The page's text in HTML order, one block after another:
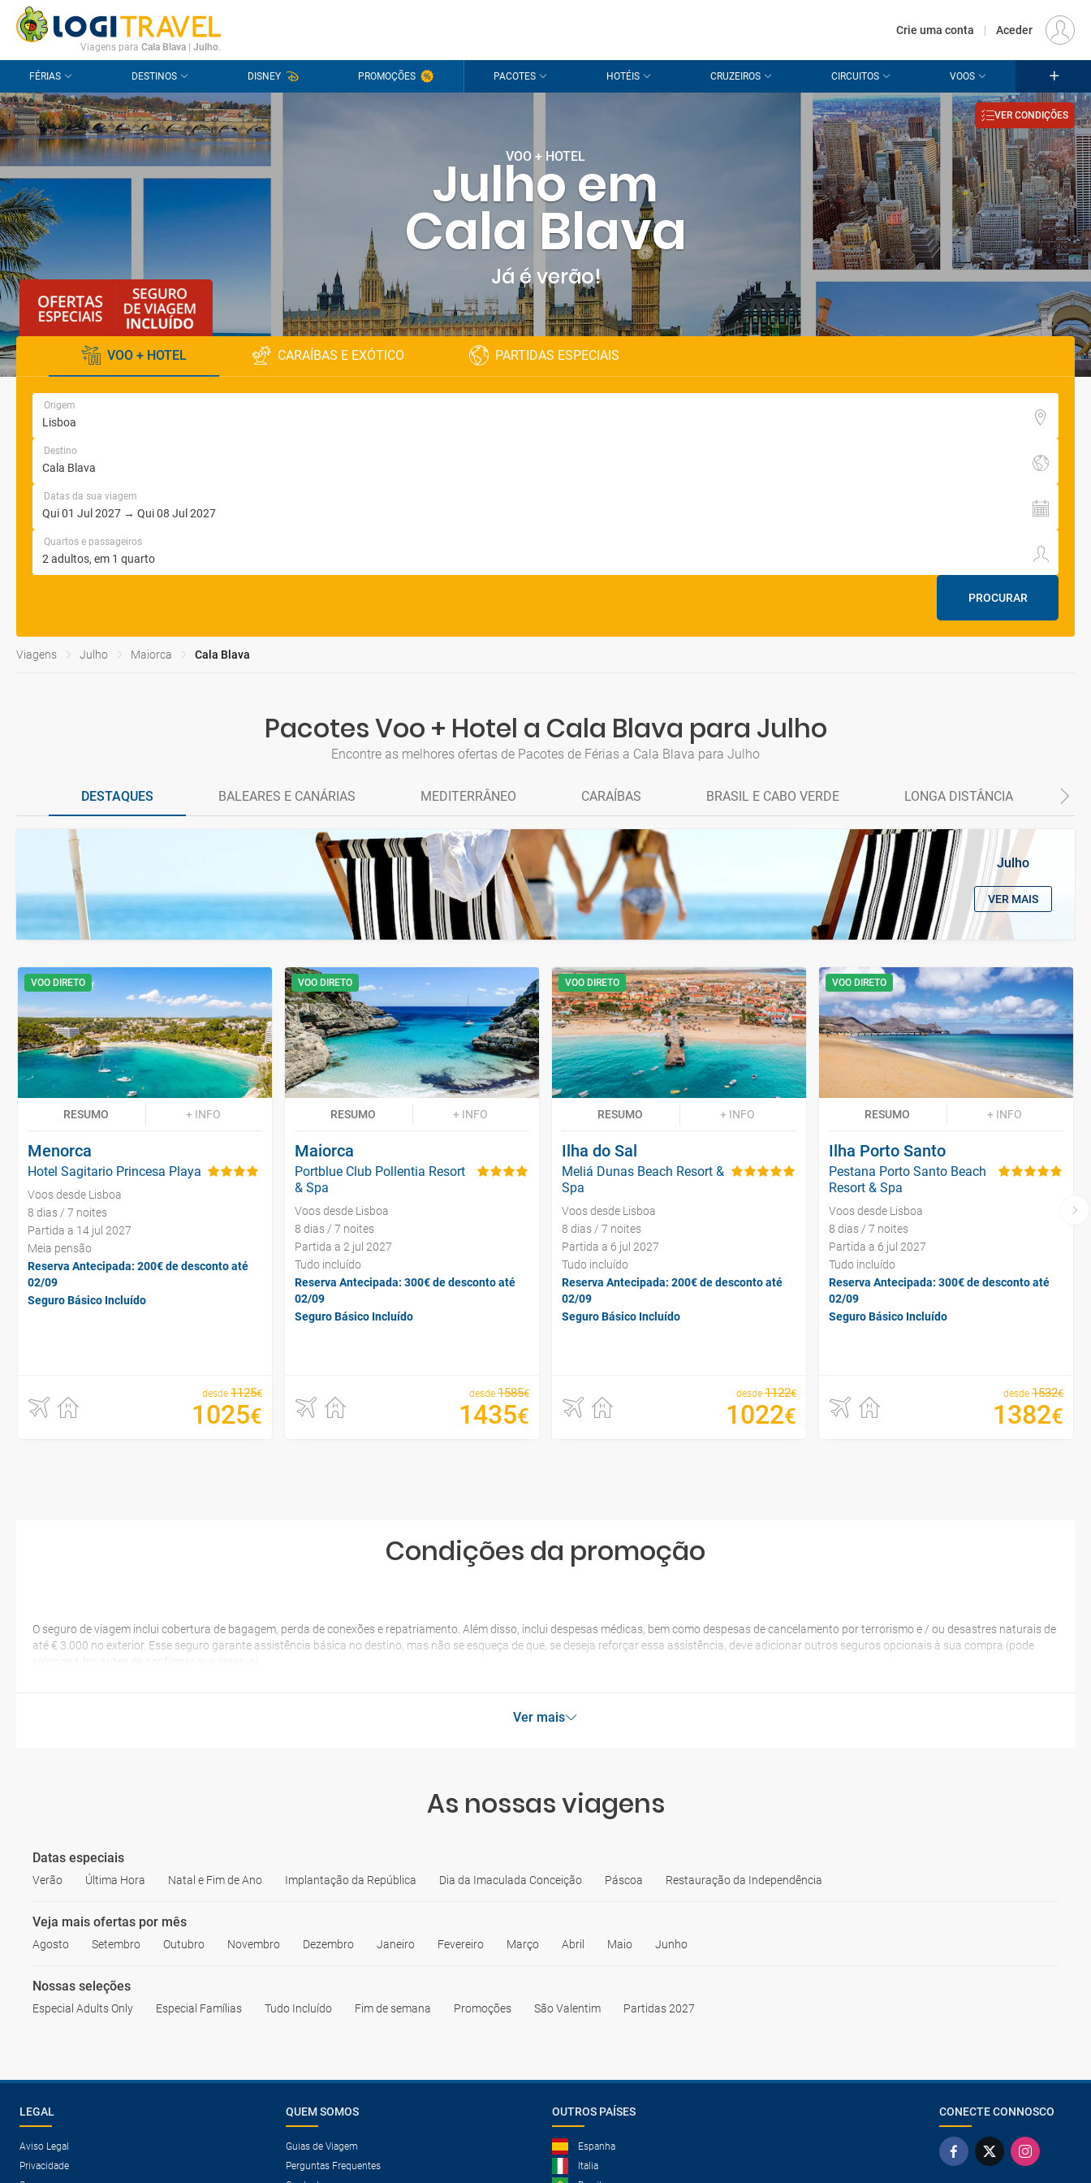
CONTACTO PERGUNTAS FREQUENTES EUR
Viagens para Cala Blava| Julho.
Crie uma conta | Aceder
FÉRIAS DESTINOS DISNEY PROMOÇÕES PACOTES HOTÉIS CRUZEIROS CIRCUITOS VOOS
VOO + HOTEL
Julho em
Cala Blava
Já é verão!
VER CONDIÇÕES
VOO + HOTEL CARAÍBAS E EXÓTICO PARTIDAS ESPECIAIS
Origem
Destino
Datas da sua viagem
Quartos e passageiros
PROCURAR
Viagens Julho Maiorca Cala Blava
Pacotes Voo + Hotel a Cala Blava para Julho
Encontre as melhores ofertas de Pacotes de Férias a Cala Blava para Julho
DESTAQUES BALEARES E CANÁRIAS MEDITERRÂNEO CARAÍBAS BRASIL E CABO VERDE LONGA DISTÂNCIA
Julho
VER MAIS
VOO DIRETO
RESUMO + INFO
Menorca
Hotel Sagitario Princesa Playa
Voos desde Lisboa
8 dias / 7 noites
Partida a 14 jul 2027
Meia pensão
Reserva Antecipada: 200€ de desconto até
02/09
Seguro Básico Incluído
desde 1125€
1025€
VOO DIRETO
RESUMO + INFO
Maiorca
Portblue Club Pollentia Resort
& Spa
Voos desde Lisboa
8 dias / 7 noites
Partida a 2 jul 2027
Tudo incluído
Reserva Antecipada: 300€ de desconto até
02/09
Seguro Básico Incluído
desde 1585€
1435€
VOO DIRETO
RESUMO + INFO
Ilha do Sal
Meliá Dunas Beach Resort &
Spa
Voos desde Lisboa
8 dias / 7 noites
Partida a 6 jul 2027
Tudo incluído
Reserva Antecipada: 200€ de desconto até
02/09
Seguro Básico Incluído
desde 1122€
1022€
VOO DIRETO
RESUMO + INFO
Ilha Porto Santo
Pestana Porto Santo Beach
Resort & Spa
Voos desde Lisboa
8 dias / 7 noites
Partida a 6 jul 2027
Tudo incluído
Reserva Antecipada: 300€ de desconto até
02/09
Seguro Básico Incluído
desde 1532€
1382€
Condições da promoção
O seguro de viagem inclui cobertura de bagagem, perda de conexões e repatriamento. Além disso, inclui despesas médicas, bem como despesas de cancelamento por terrorismo e / ou desastres naturais de
até € 3.000 no exterior. Esse seguro garante assistência básica no destino, mas não se esqueça de que, se deseja reforçar essa assistência, deve adicionar outros seguros opcionais à sua compra (pode
selecioná-los antes de confirmar sua reserva).
Ver mais
As nossas viagens
Datas especiais
Verão Última Hora Natal e Fim de Ano Implantação da República Dia da Imaculada Conceição Páscoa Restauração da Independência
Veja mais ofertas por mês
Agosto Setembro Outubro Novembro Dezembro Janeiro Fevereiro Março Abril Maio Junho
Nossas seleções
Especial Adults Only Especial Famílias Tudo Incluído Fim de semana Promoções São Valentim Partidas 2027
LEGAL
Aviso Legal
Privacidade
QUEM SOMOS
Guias de Viagem
Perguntas Frequentes
OUTROS PAÍSES
Espanha
Italia
CONECTE CONNOSCO